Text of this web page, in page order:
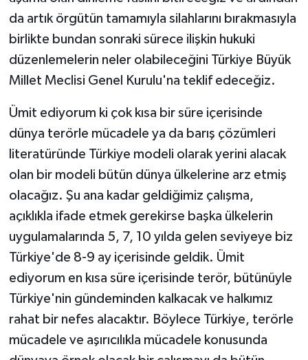
da artık örgütün tamamıyla silahlarını bırakmasıyla
birlikte bundan sonraki sürece ilişkin hukuki
düzenlemelerin neler olabileceğini Türkiye Büyük
Millet Meclisi Genel Kurulu'na teklif edeceğiz.
Ümit ediyorum ki çok kısa bir süre içerisinde
dünya terörle mücadele ya da barış çözümleri
literatüründe Türkiye modeli olarak yerini alacak
olan bir modeli bütün dünya ülkelerine arz etmiş
olacağız. Şu ana kadar geldiğimiz çalışma,
açıklıkla ifade etmek gerekirse başka ülkelerin
uygulamalarında 5, 7, 10 yılda gelen seviyeye biz
Türkiye'de 8-9 ay içerisinde geldik. Ümit
ediyorum en kısa süre içerisinde terör, bütünüyle
Türkiye'nin gündeminden kalkacak ve halkımız
rahat bir nefes alacaktır. Böylece Türkiye, terörle
mücadele ve aşırıcılıkla mücadele konusunda